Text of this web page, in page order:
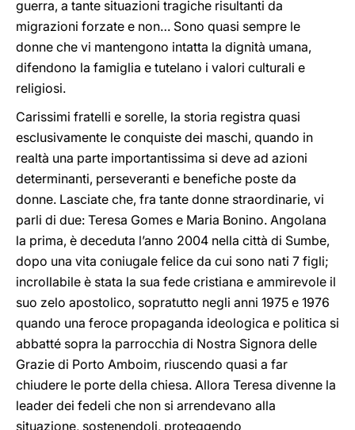
guerra, a tante situazioni tragiche risultanti da
migrazioni forzate e non… Sono quasi sempre le
donne che vi mantengono intatta la dignità umana,
difendono la famiglia e tutelano i valori culturali e
religiosi.
Carissimi fratelli e sorelle, la storia registra quasi
esclusivamente le conquiste dei maschi, quando in
realtà una parte importantissima si deve ad azioni
determinanti, perseveranti e benefiche poste da
donne. Lasciate che, fra tante donne straordinarie, vi
parli di due: Teresa Gomes e Maria Bonino. Angolana
la prima, è deceduta l’anno 2004 nella città di Sumbe,
dopo una vita coniugale felice da cui sono nati 7 figli;
incrollabile è stata la sua fede cristiana e ammirevole il
suo zelo apostolico, sopratutto negli anni 1975 e 1976
quando una feroce propaganda ideologica e politica si
abbatté sopra la parrocchia di Nostra Signora delle
Grazie di Porto Amboim, riuscendo quasi a far
chiudere le porte della chiesa. Allora Teresa divenne la
leader dei fedeli che non si arrendevano alla
situazione, sostenendoli, proteggendo